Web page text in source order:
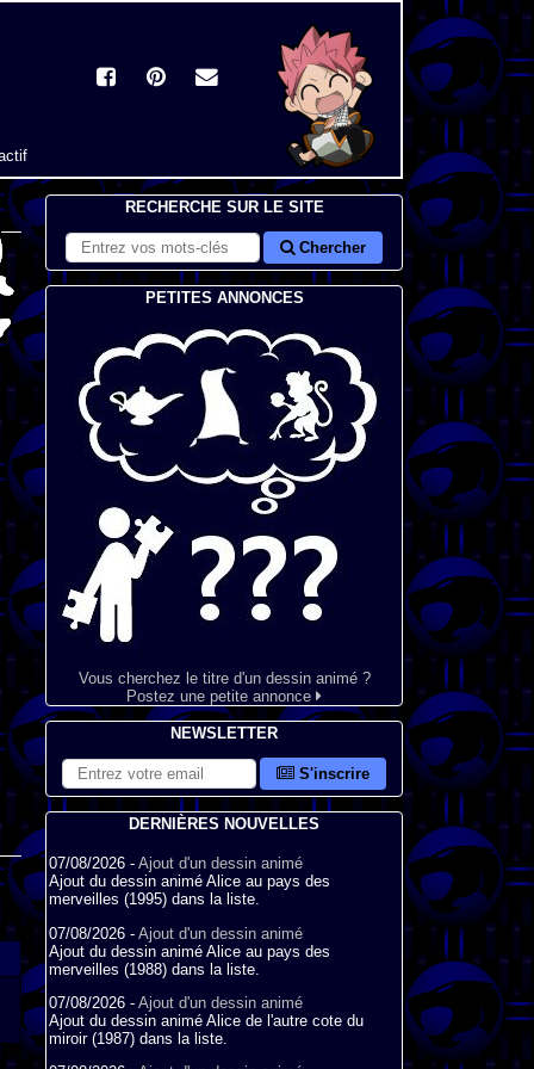
RECHERCHE SUR LE SITE
Chercher
PETITES ANNONCES
Vous cherchez le titre d'un dessin animé ?
Postez une petite annonce
NEWSLETTER
S'inscrire
DERNIÈRES NOUVELLES
07/08/2026 - Ajout d'un dessin animé
Ajout du dessin animé Alice au pays des
merveilles (1995) dans la liste.
07/08/2026 - Ajout d'un dessin animé
Ajout du dessin animé Alice au pays des
merveilles (1988) dans la liste.
07/08/2026 - Ajout d'un dessin animé
Ajout du dessin animé Alice de l'autre cote du
miroir (1987) dans la liste.